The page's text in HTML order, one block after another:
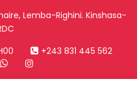
Lemba-Righini. Kinshasa-
+243 831 445 562